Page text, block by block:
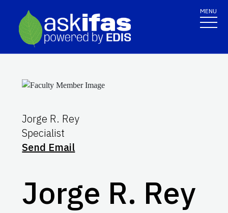
MENU
Jorge R. Rey
Specialist
Send Email
Jorge R. Rey